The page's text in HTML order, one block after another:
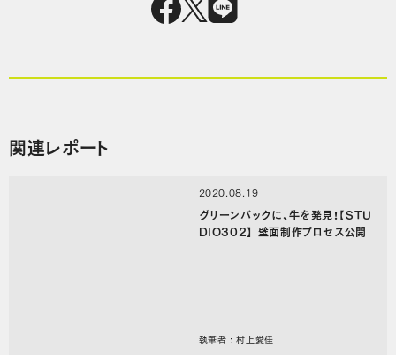
関連レポート
2020.08.19
グリーンバックに、牛を発見！【STU
DIO302】 壁面制作プロセス公開
執筆者 : 村上愛佳